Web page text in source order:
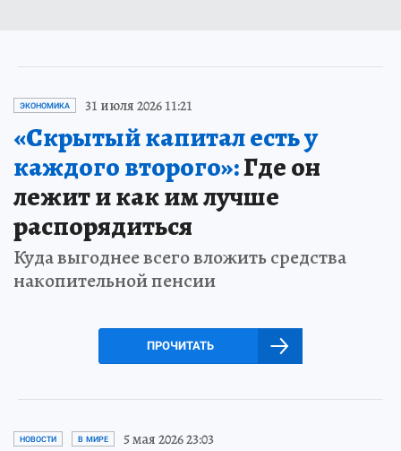
ЭКОНОМИКА 31 июля 2026 11:21
«Скрытый капитал есть у
каждого второго»:Где он
лежит и как им лучше
распорядиться
Куда выгоднее всего вложить средства
накопительной пенсии
ПРОЧИТАТЬ
НОВОСТИ В МИРЕ 5 мая 2026 23:03